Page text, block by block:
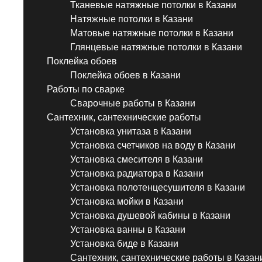
Тканевые натяжные потолки в Казани
Натяжные потолки в Казани
Матовые натяжные потолки в Казани
Глянцевые натяжные потолки в Казани
Поклейка обоев
Поклейка обоев в Казани
Работы по сварке
Сварочные работы в Казани
Сантехник, сантехнические работы
Установка унитаза в Казани
Установка счетчиков на воду в Казани
Установка смесителя в Казани
Установка радиатора в Казани
Установка полотенцесушителя в Казани
Установка мойки в Казани
Установка душевой кабины в Казани
Установка ванны в Казани
Установка биде в Казани
Сантехник, сантехнические работы в